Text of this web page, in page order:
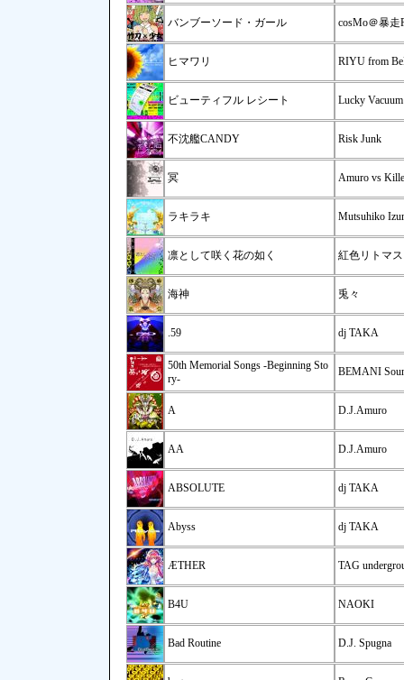
バンブーソード・ガール cosMo＠暴走
ヒマワリ RIYU from
ビューティフル レシート Lucky Vacuum
不沈艦CANDY Risk Junk
冥 Amuro vs
ラキラキ Mutsuhiko
凛として咲く花の如く 紅色リトマス
海神 兎々
.59 dj TAKA
50th Memorial Songs -Beginning Sto
ry-
BEMANI
A D.J.Amuro
AA D.J.Amuro
ABSOLUTE dj TAKA
Abyss dj TAKA
ÆTHER TAG
B4U NAOKI
Bad Routine D.J. Spugna